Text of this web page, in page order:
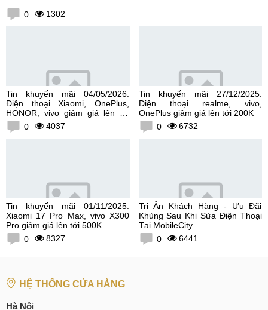
0 1302
Tin khuyến mãi 04/05/2026:
Điện thoại Xiaomi, OnePlus,
HONOR, vivo giảm giá lên tới
300K0 4037
Tin khuyến mãi 27/12/2025:
Điện thoại realme, vivo,
OnePlus giảm giá lên tới 200K
0
6732
Tin khuyến mãi 01/11/2025:
Xiaomi 17 Pro Max, vivo X300
Pro giảm giá lên tới 500K
0
8327
Tri Ân Khách Hàng - Ưu Đãi
Khủng Sau Khi Sửa Điện Thoại
Tại MobileCity
0
6441
HỆ THỐNG CỬA HÀNG
Hà Nội